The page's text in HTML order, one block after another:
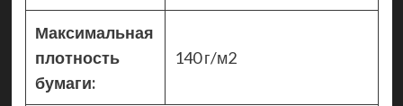
Максимальная
плотность
бумаги:
140 г/м2